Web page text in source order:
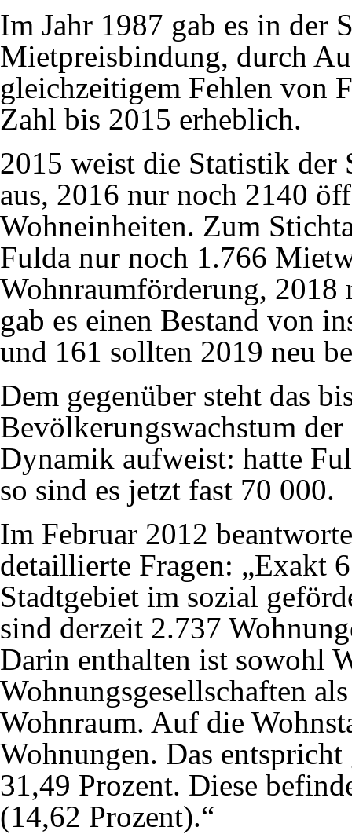
Im Jahr 1987 gab es in der
Mietpreisbindung, durch
gleichzeitigem Fehlen von
Zahl bis 2015 erheblich.
2015 weist die Statistik der
aus, 2016 nur noch 2140
Wohneinheiten. Zum
Fulda nur noch 1.766
Wohnraumförderung, 2018
gab es einen Bestand von
und 161 sollten 2019 neu
Dem gegenüber steht das
Bevölkerungswachstum
Dynamik aufweist: hatte
so sind es jetzt fast 70 000.
Im Februar 2012
detaillierte Fragen: „Exakt
Stadtgebiet im sozial
sind derzeit 2.737
Darin enthalten ist sowohl
Wohnungsgesellschaften
Wohnraum. Auf die
Wohnungen. Das entspricht
31,49 Prozent. Diese
(14,62 Prozent).“